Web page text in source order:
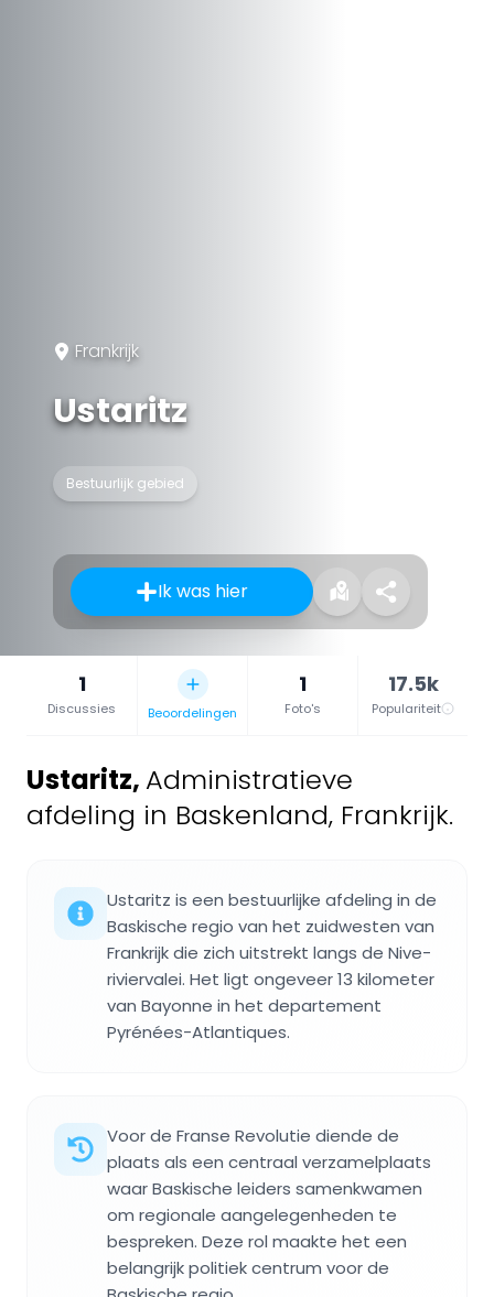
Frankrijk
Ustaritz
Bestuurlijk gebied
Ik was hier
1
Discussies Beoordelingen
1
Foto's
17.5k
Populariteit
Ustaritz, Administratieve
afdeling in Baskenland, Frankrijk.
Ustaritz is een bestuurlijke afdeling in de
Baskische regio van het zuidwesten van
Frankrijk die zich uitstrekt langs de Nive-
riviervalei. Het ligt ongeveer 13 kilometer
van Bayonne in het departement
Pyrénées-Atlantiques.
Voor de Franse Revolutie diende de
plaats als een centraal verzamelplaats
waar Baskische leiders samenkwamen
om regionale aangelegenheden te
bespreken. Deze rol maakte het een
belangrijk politiek centrum voor de